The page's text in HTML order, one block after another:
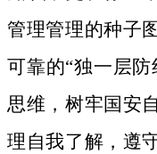
管理管理的种子
可靠的“独一层
思维，树牢国安
理自我了解，遵